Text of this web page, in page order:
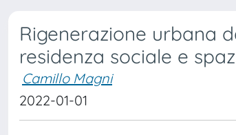
Rigenerazione urbana
residenza sociale e
Camillo Magni
2022-01-01